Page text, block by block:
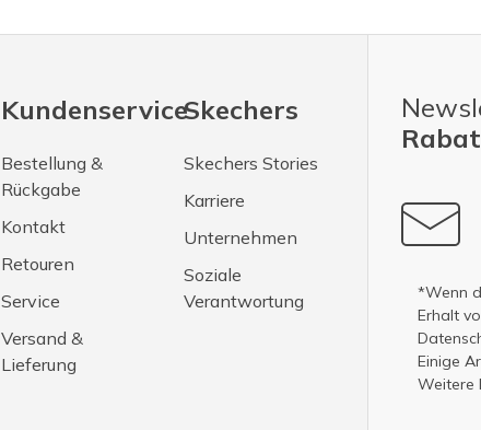
Kundenservice
Bestellung &
Rückgabe
Kontakt
Retouren
Service
Versand &
Lieferung
Skechers
Skechers Stories
Karriere
Unternehmen
Soziale
Verantwortung
*Wenn
Erhalt
Einige
Weitere